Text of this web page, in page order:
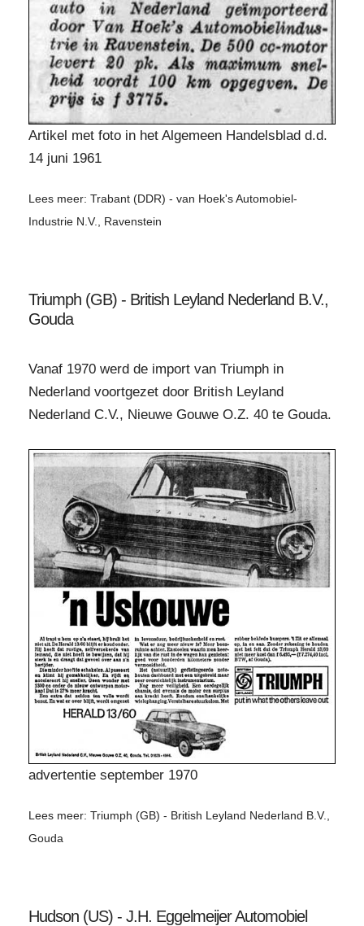
Artikel met foto in het Algemeen Handelsblad d.d.
14 juni 1961
Lees meer: Trabant (DDR) - van Hoek's Automobiel-
Industrie N.V., Ravenstein
Triumph (GB) - British Leyland Nederland B.V.,
Gouda
Vanaf 1970 werd de import van Triumph in
Nederland voortgezet door British Leyland
Nederland C.V., Nieuwe Gouwe O.Z. 40 te Gouda.
advertentie september 1970
Lees meer: Triumph (GB) - British Leyland Nederland B.V.,
Gouda
Hudson (US) - J.H. Eggelmeijer Automobiel